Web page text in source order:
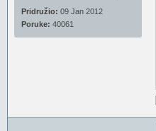
Pridružio: 09 Jan 2012
Poruke: 40061